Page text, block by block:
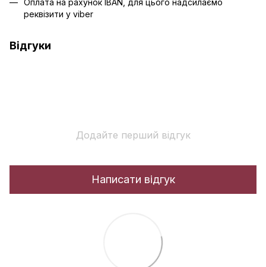
реквізити у viber
Відгуки
Додайте перший відгук
Написати відгук